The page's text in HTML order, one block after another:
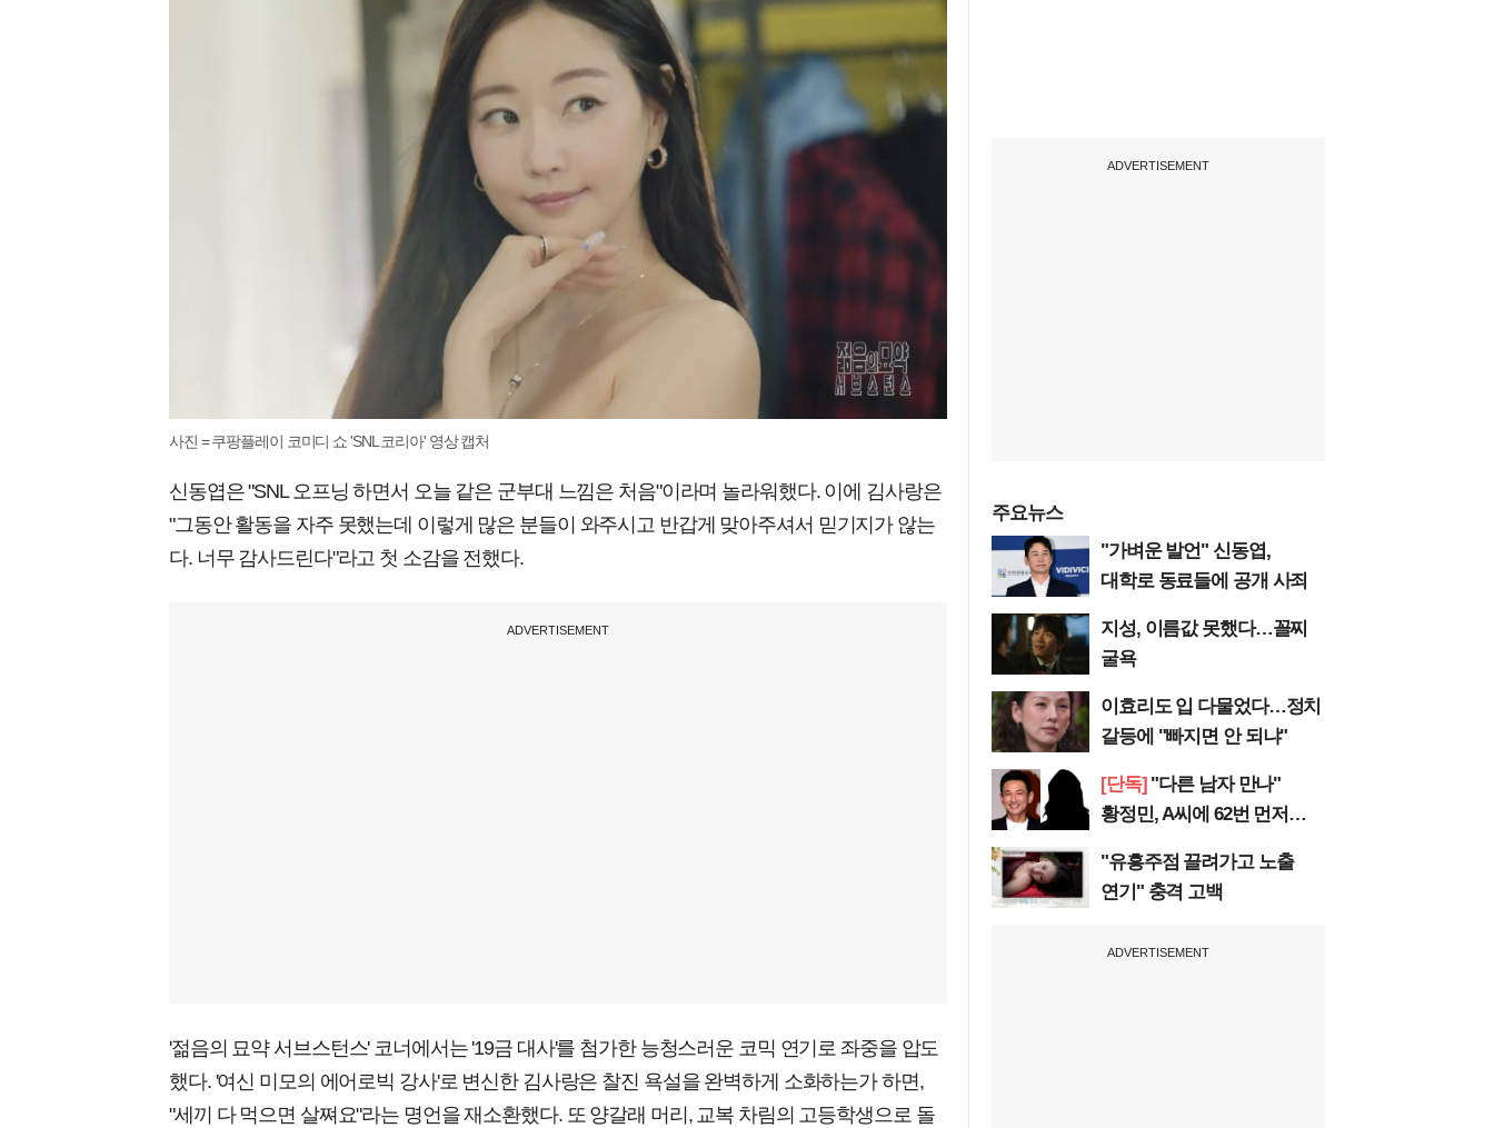
사진 = 쿠팡플레이 코미디 쇼 'SNL 코리아' 영상 캡처
신동엽은 "SNL 오프닝 하면서 오늘 같은 군부대 느낌은 처음"이라며 놀라워했다. 이에 김사랑은
"그동안 활동을 자주 못했는데 이렇게 많은 분들이 와주시고 반갑게 맞아주셔서 믿기지가 않는
다. 너무 감사드린다"라고 첫 소감을 전했다.
ADVERTISEMENT
'젊음의 묘약 서브스턴스' 코너에서는 '19금 대사'를 첨가한 능청스러운 코믹 연기로 좌중을 압도
했다. '여신 미모의 에어로빅 강사'로 변신한 김사랑은 찰진 욕설을 완벽하게 소화하는가 하면,
"세끼 다 먹으면 살쪄요"라는 명언을 재소환했다. 또 양갈래 머리, 교복 차림의 고등학생으로 돌
ADVERTISEMENT
주요뉴스
"가벼운 발언" 신동엽,
대학로 동료들에 공개 사죄
지성, 이름값 못했다…꼴찌
굴욕
이효리도 입 다물었다…정치
갈등에 "빠지면 안 되냐"
[단독]"다른 남자 만나"
황정민, A씨에 62번 먼저
"유흥주점 끌려가고 노출
연기" 충격 고백
ADVERTISEMENT